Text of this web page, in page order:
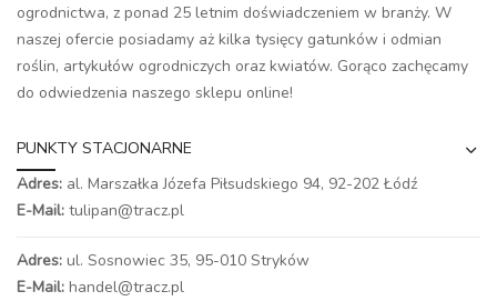
ogrodnictwa, z ponad 25 letnim doświadczeniem w branży. W
naszej ofercie posiadamy aż kilka tysięcy gatunków i odmian
roślin, artykułów ogrodniczych oraz kwiatów. Gorąco zachęcamy
do odwiedzenia naszego sklepu online!
PUNKTY STACJONARNE
Adres: al. Marszałka Józefa Piłsudskiego 94, 92-202 Łódź
E-Mail: tulipan@tracz.pl
Adres: ul. Sosnowiec 35, 95-010 Stryków
E-Mail: handel@tracz.pl